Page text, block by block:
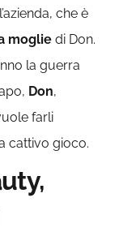
che è
moglie di Don.
la guerra
Don,
farli
cattivo gioco.